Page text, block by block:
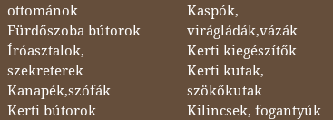
ottománok
Fürdőszoba bútorok
Íróasztalok,
szekreterek
Kanapék,szófák
Kerti bútorok
Kaspók,
virágládák,vázák
Kerti kiegészítők
Kerti kutak,
szökőkutak
Kilincsek, fogantyúk